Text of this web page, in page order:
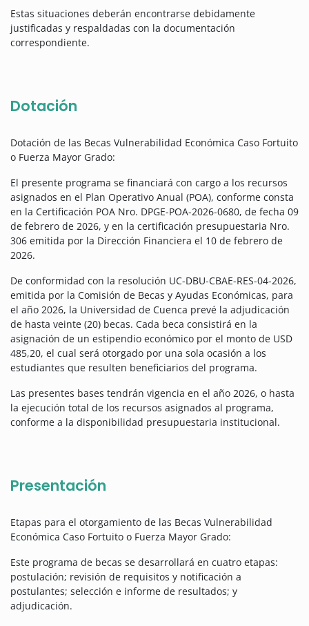
Estas situaciones deberán encontrarse debidamente
justificadas y respaldadas con la documentación
correspondiente.
Dotación
Dotación de las Becas Vulnerabilidad Económica Caso Fortuito
o Fuerza Mayor Grado:
El presente programa se financiará con cargo a los recursos
asignados en el Plan Operativo Anual (POA), conforme consta
en la Certificación POA Nro. DPGE-POA-2026-0680, de fecha 09
de febrero de 2026, y en la certificación presupuestaria Nro.
306 emitida por la Dirección Financiera el 10 de febrero de
2026.
De conformidad con la resolución UC-DBU-CBAE-RES-04-2026,
emitida por la Comisión de Becas y Ayudas Económicas, para
el año 2026, la Universidad de Cuenca prevé la adjudicación
de hasta veinte (20) becas. Cada beca consistirá en la
asignación de un estipendio económico por el monto de USD
485,20, el cual será otorgado por una sola ocasión a los
estudiantes que resulten beneficiarios del programa.
Las presentes bases tendrán vigencia en el año 2026, o hasta
la ejecución total de los recursos asignados al programa,
conforme a la disponibilidad presupuestaria institucional.
Presentación
Etapas para el otorgamiento de las Becas Vulnerabilidad
Económica Caso Fortuito o Fuerza Mayor Grado:
Este programa de becas se desarrollará en cuatro etapas:
postulación; revisión de requisitos y notificación a
postulantes; selección e informe de resultados; y
adjudicación.